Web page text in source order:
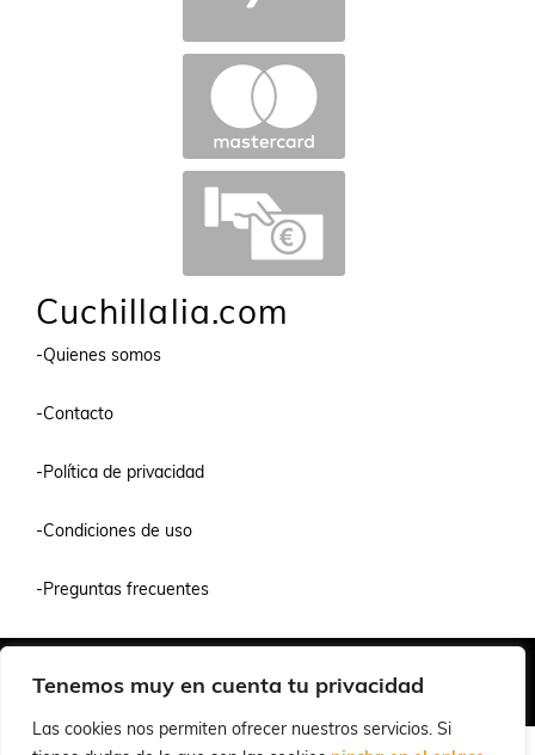
Tenemos muy en cuenta tu privacidad
Las cookies nos permiten ofrecer nuestros servicios. Si
Cuchillalia.com
-Quienes somos
-Contacto
-Política de privacidad
-Condiciones de uso
-Preguntas frecuentes
© 2026 Cuchillalia.com